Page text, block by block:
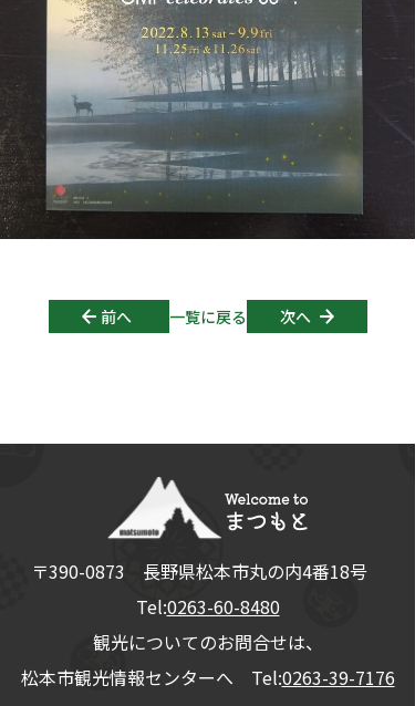
Post navigation
前へ 一覧に戻る 次へ
〒390-0873 長野県松本市丸の内4番18号
Tel:0263-60-8480
観光についてのお問合せは、
松本市観光情報センターへ Tel:0263-39-7176